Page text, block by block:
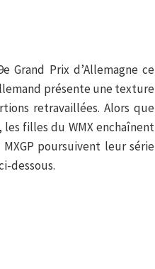
Grand Prix d’Allemagne ce
présente une texture
retravaillées. Alors que
les filles du WMX enchaînent
poursuivent leur série
dessous.